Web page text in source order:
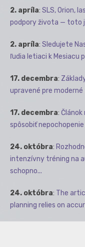
2. apríla: SLS, Orion,
podpory života — toto
2. apríla: Sledujete
ľudia letiaci k Mesiacu
17. decembra:
upravené pre
17. decembra: Článok
spôsobiť
24. októbra:
intenzívny tréning na
schopno...
24. októbra: The
planning relies on